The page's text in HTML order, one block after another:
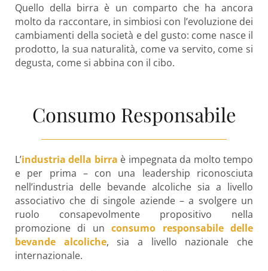
Quello della birra è un comparto che ha ancora
molto da raccontare, in simbiosi con l’evoluzione dei
cambiamenti della società e del gusto: come nasce il
prodotto, la sua naturalità, come va servito, come si
degusta, come si abbina con il cibo.
Consumo Responsabile
L’industria della birra è impegnata da molto tempo
e per prima – con una leadership riconosciuta
nell’industria delle bevande alcoliche sia a livello
associativo che di singole aziende – a svolgere un
ruolo consapevolmente propositivo nella
promozione di unconsumo responsabile delle
bevande alcoliche, sia a livello nazionale che
internazionale.